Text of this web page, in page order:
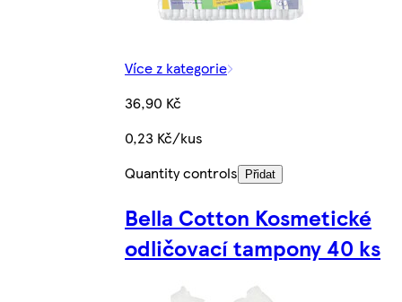
Více z kategorie
36,90 Kč
0,23 Kč/kus
Quantity controls
Přidat
Bella Cotton Kosmetické
odličovací tampony 40 ks